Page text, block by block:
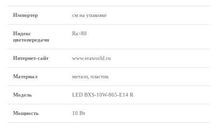
Импортер см на упаковке
Индекс
цветопередачи
Ra>80
Интернет-сайт www.eraworld.ru
Материал металл, пластик
Модель LED BXS-10W-865-E14 R
Мощность 10 Вт